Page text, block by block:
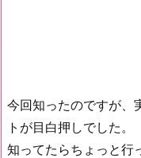
今回知ったのですが、
トが目白押しでした。
知ってたらちょっと行